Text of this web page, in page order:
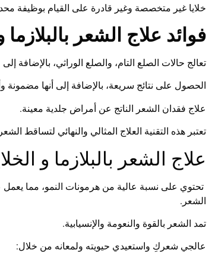
خلايا غير متخصصة وغير قادرة على القيام بوظيفة
فوائد علاج الشعر
تعالج حالات الصلع التام، والصلع الوراثي، بالإضافة إلى
الحصول على نتائج سريعة، بالإضافة إلى أنها مضمونة
علاج فقدان الشعر الناتج عن أمراض جلدية معينة.
تعتبر هذه التقنية العلاج المثالي والنهائي لتساقط
علاج الشعر بالبلازما و
تحتوي على نسبة عالية من هرمونات النمو، مما يعمل
الشعر.
تمد الشعر بالقوة والنعومة والإنسيابية.
عالجي شعركِ واستعيدي حيويته ولمعانه من خلال: